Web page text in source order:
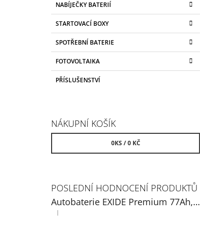
NABÍJEČKY BATERIÍ
STARTOVACÍ BOXY
SPOTŘEBNÍ BATERIE
FOTOVOLTAIKA
PŘÍSLUŠENSTVÍ
NÁKUPNÍ KOŠÍK
0KS /0 KČ
POSLEDNÍ HODNOCENÍ PRODUKTŮ
Autobaterie EXIDE Premium 77Ah, 12V, EA770
Hodnocení produktu je 5 z 5 hvězdiček.
|